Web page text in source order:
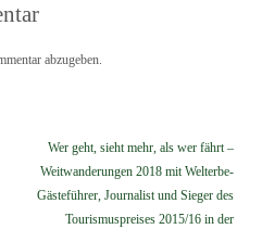
abzugeben.
Wer geht, sieht mehr, als wer fährt –
Weitwanderungen 2018 mit Welterbe-
Gästeführer, Journalist und Sieger des
Tourismuspreises 2015/16 in der